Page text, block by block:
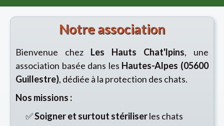
Notre association
Bienvenue chez Les Hauts Chat'lpins, une
association basée dans les Hautes-Alpes (05600
Guillestre), dédiée à la protection des chats.
Nos missions :
✅Soigner et surtout stériliserles chats